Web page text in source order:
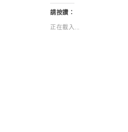
請按讚：
正在載入...